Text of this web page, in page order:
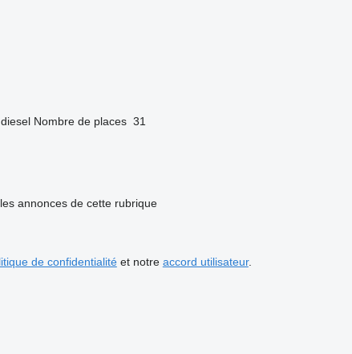
diesel Nombre de places 31
annonces de cette rubrique
de confidentialitéet notre accord utilisateur.